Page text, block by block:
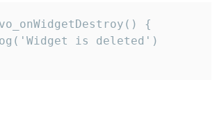
{
is deleted')